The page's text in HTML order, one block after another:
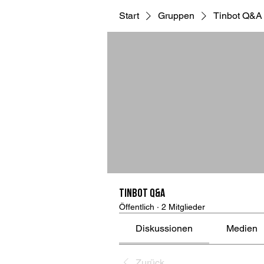
Start Gruppen Tinbot Q&A
Tinbot Q&A
Öffentlich · 2 Mitglieder
Diskussionen Medien